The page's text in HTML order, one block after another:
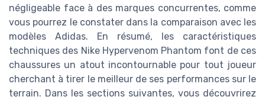
négligeable face à des marques concurrentes, comme
vous pourrez le constater dans la comparaison avec les
modèles Adidas. En résumé, les caractéristiques
techniques des Nike Hypervenom Phantom font de ces
chaussures un atout incontournable pour tout joueur
cherchant à tirer le meilleur de ses performances sur le
terrain. Dans les sections suivantes, vous découvrirez